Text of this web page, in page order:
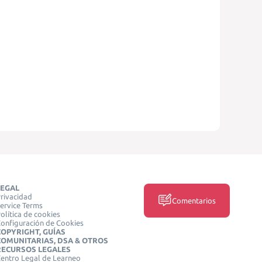
Terms
de cookies
de Cookies
GUÍAS
DSA & OTROS
LEGALES
Legal de Learneo
Comentarios